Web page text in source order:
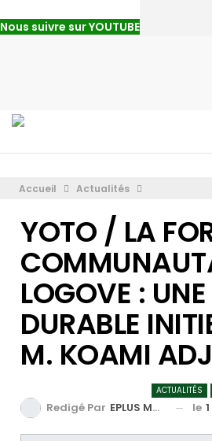
Nous suivre sur YOUTUBE
Accueil Actualités
YOTO / LA
LOGOVE :
DURABLE
M. KOAMI
ACTUALITÉS
Redigé Par EPLUS MEDIA TV le